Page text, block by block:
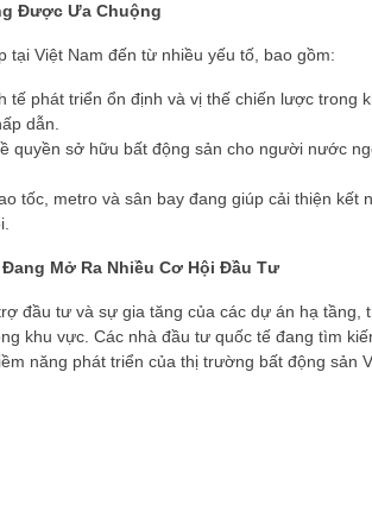
Được Ưa Chuộng
Việt Nam đến từ nhiều yếu tố, bao gồm:
tế phát triển ổn định và vị thế chiến lược trong
dẫn.
quyền sở hữu bất động sản cho người nước
tốc, metro và sân bay đang giúp cải thiện kết
Mở Ra Nhiều Cơ Hội Đầu Tư
đầu tư và sự gia tăng của các dự án hạ tầng,
khu vực. Các nhà đầu tư quốc tế đang tìm
năng phát triển của thị trường bất động sản